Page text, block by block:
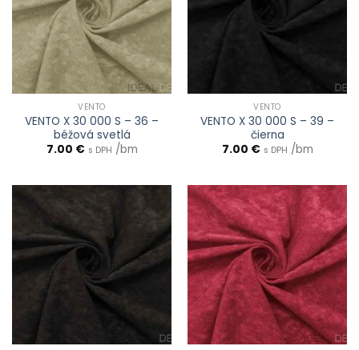
VENTO
VENTO X 30 000 S – 36 –
béžová svetlá
7.00 € s DPH /bm
VENTO
VENTO X 30 000 S – 39 –
čierna
7.00 € s DPH /bm